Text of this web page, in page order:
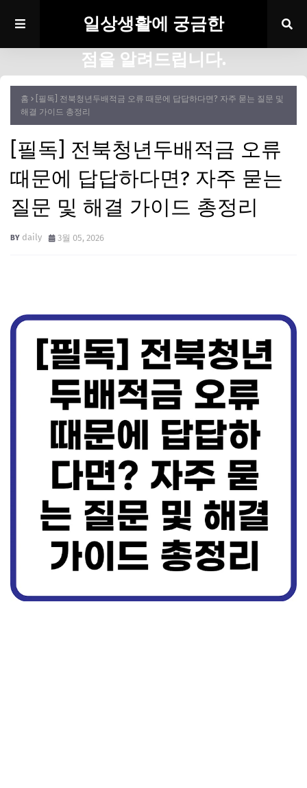
일상생활에 궁금한
점을 알려드립니다.
홈
[필독] 전북청년두배적금 오류 때문에 답답하다면? 자주 묻는 질문 및
해결 가이드 총정리
[필독] 전북청년두배적금 오류
때문에 답답하다면? 자주 묻는
질문 및 해결 가이드 총정리
daily 3월 05, 2026